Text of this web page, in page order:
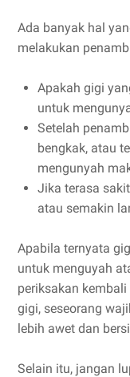
Ada banyak hal
melakukan
Apakah gigi
untuk
Setelah
bengkak, atau
mengunyah
Jika terasa
atau semakin
Apabila ternyata
untuk menguyah
periksakan
gigi, seseorang
lebih awet dan
Selain itu, jangan